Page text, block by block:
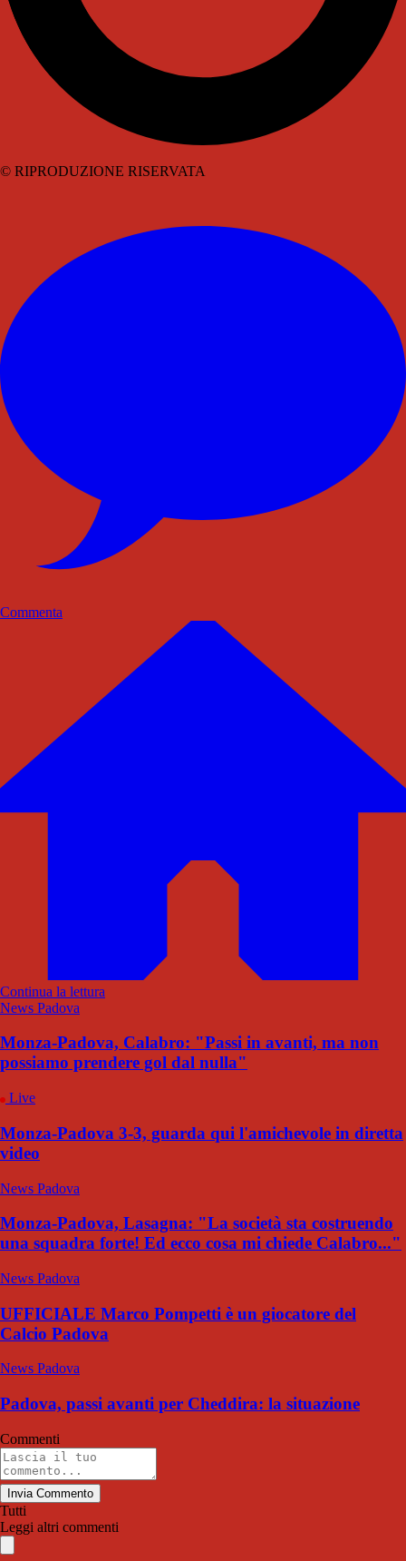
© RIPRODUZIONE RISERVATA
Commenta
Continua la lettura
News Padova
Monza-Padova, Calabro: "Passi in avanti, ma non
possiamo prendere gol dal nulla"
Live
Monza-Padova 3-3, guarda qui l'amichevole in diretta
video
News Padova
Monza-Padova, Lasagna: "La società sta costruendo
una squadra forte! Ed ecco cosa mi chiede Calabro..."
News Padova
UFFICIALE Marco Pompetti è un giocatore del
Calcio Padova
News Padova
Padova, passi avanti per Cheddira: la situazione
Commenti
Invia Commento
Tutti
Leggi altri commenti